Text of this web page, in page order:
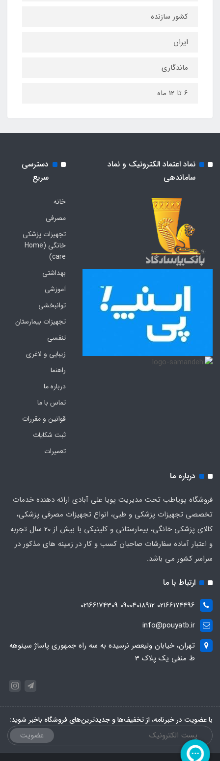
کشور سازنده
ایران
ماندگاری
6 تا 12 ماه
نماد اعتماد الکترونیک و نماد
ساماندهی
دسترسی
سریع
خانه
مصرفی
تجهیزات پزشکی
خانگی (Home
care)
بهداشتی
آموزشی
توانبخشی
تجهیزات بیمارستان
تنفسی
زیبایی و لاغری
راهنما
درباره ما
تماس با ما
قوانین و مقررات
ثبت شکایات
تعمیرات
درباره ما
فروشگاه پویاطب تحت مدیریت پویا علی آبادی ارائه دهنده خدمات
تخصصی تجهیزات پزشکی و طبی، انواع تجهیزات مصرفی پزشکی،
کالای پزشکی خانگی، بیمارستانی و کلینیکی با بیش از 20 سال تجربه
و اعتبار آماده سفارشات صاحبان کسب و کار در زمینه های مذکور در
سراسر کشور می باشد.
ارتباط با ما
02166174496 09004018912 02166174309
info@pouyatb.ir
تهران، خیابان ولیعصر نرسیده به سه راه جمهوری پاساژ سینوهه
ط منفی یک پلاک 3
با عضویت در خبرنامه، از تخفیف‌ها و جدیدترین‌های فروشگاه باخبر شوید:
عضویت